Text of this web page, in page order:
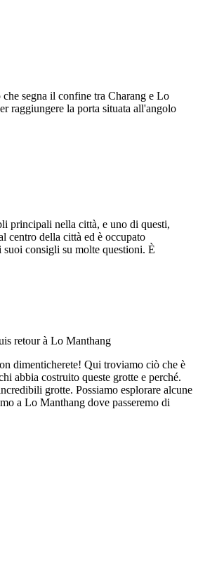
segna il confine tra Charang e Lo
raggiungere la porta situata all'angolo
principali nella città, e uno di questi,
centro della città ed è occupato
consigli su molte questioni. È
dimenticherete! Qui troviamo ciò che è
abbia costruito queste grotte e perché.
grotte. Possiamo esplorare alcune
a Lo Manthang dove passeremo di